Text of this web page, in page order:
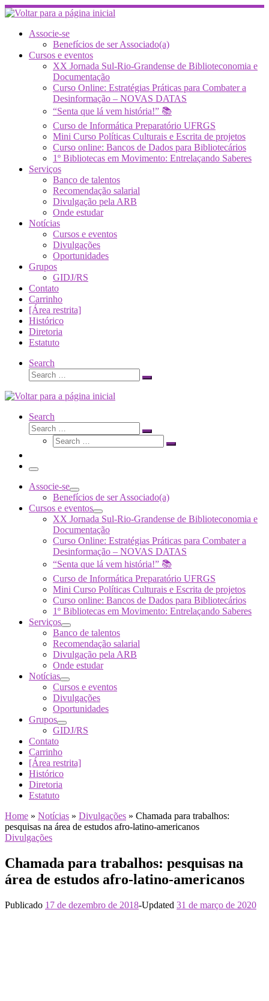
Skip
to
contentAssocie-se
Benefícios de ser Associado(a)
Cursos e eventos
XX Jornada Sul-Rio-Grandense de Biblioteconomia e
Documentação
Curso Online: Estratégias Práticas para Combater a
Desinformação – NOVAS DATAS
“Senta que lá vem história!” 📚
Curso de Informática Preparatório UFRGS
Mini Curso Políticas Culturais e Escrita de projetos
Curso online: Bancos de Dados para Bibliotecários
1º Bibliotecas em Movimento: Entrelaçando Saberes
Serviços
Banco de talentos
Recomendação salarial
Divulgação pela ARB
Onde estudar
Notícias
Cursos e eventos
Divulgações
Oportunidades
Grupos
GIDJ/RS
Contato
Carrinho
[Área restrita]
Histórico
Diretoria
Estatuto
Search
Search
Search
Search
Search
Search
Search
Search
Menu
Associe-se
Benefícios de ser Associado(a)
Cursos e eventos
XX Jornada Sul-Rio-Grandense de Biblioteconomia e
Documentação
Curso Online: Estratégias Práticas para Combater a
Desinformação – NOVAS DATAS
“Senta que lá vem história!” 📚
Curso de Informática Preparatório UFRGS
Mini Curso Políticas Culturais e Escrita de projetos
Curso online: Bancos de Dados para Bibliotecários
1º Bibliotecas em Movimento: Entrelaçando Saberes
Serviços
Banco de talentos
Recomendação salarial
Divulgação pela ARB
Onde estudar
Notícias
Cursos e eventos
Divulgações
Oportunidades
Grupos
GIDJ/RS
Contato
Carrinho
[Área restrita]
Histórico
Diretoria
Estatuto
Home » Notícias » Divulgações » Chamada para trabalhos:
pesquisas na área de estudos afro-latino-americanos
Divulgações
Chamada para trabalhos: pesquisas na
área de estudos afro-latino-americanos
Publicado 17 de dezembro de 2018-Updated 31 de março de 2020